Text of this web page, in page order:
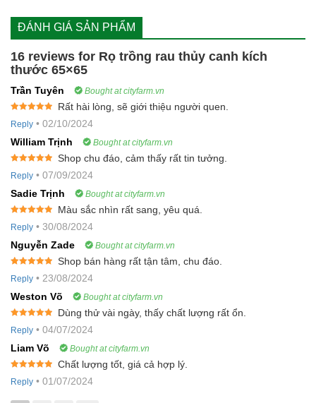
ĐÁNH GIÁ SẢN PHẨM
16 reviews for Rọ trồng rau thủy canh kích
thước 65×65
Trần Tuyên Bought at cityfarm.vn
of 5
Rất hài lòng, sẽ giới thiệu người quen.
Reply • 02/10/2024
William Trịnh
Bought at cityfarm.vn
of 5
Shop chu đáo, cảm thấy rất tin tưởng.
Reply • 07/09/2024
Sadie Trịnh
Bought at cityfarm.vn
of 5
Màu sắc nhìn rất sang, yêu quá.
Reply • 30/08/2024
Nguyễn Zade
Bought at cityfarm.vn
of 5
Shop bán hàng rất tận tâm, chu đáo.
Reply • 23/08/2024
Weston Võ
Bought at cityfarm.vn
of 5
Dùng thử vài ngày, thấy chất lượng rất ổn.
Reply • 04/07/2024
Liam Võ
Bought at cityfarm.vn
of 5
Chất lượng tốt, giá cả hợp lý.
Reply • 01/07/2024